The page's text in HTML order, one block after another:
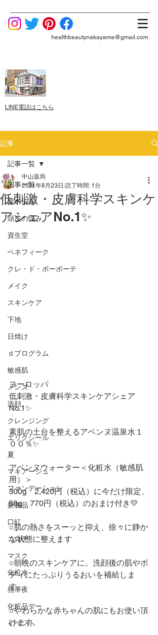
healthbeautynakayama@gmail.com
LINE電話はこちら
記事
記事一覧
髪の悩み
頭皮の悩み
資生堂
ベネフィーク
クレ・ド・ポーボーテ
メイク
スキンケア
下地
日焼け
ｄプログラム
敏感肌
メンズ
洗顔
クレンジング
エリクシール
夏
マキアージュ
ファンデーション
新製品
口紅
コロナ
マスク
化粧水
熱帯夜
化粧品デー
イベント
記事一覧
低刺激・皮膚科学スキンケ
アシェアNo.1✨
中山薬局
2021年8月23日 読了時間: 1分
ヨーロッパ
低刺激・皮膚科学スキンケアシェア
No.1✨
素肌の土台を整えるアベンヌ温泉水１
００％✨
アベンヌウォーター＜化粧水（敏感肌
用）＞
300g　2,420円（税込）に今だけ限定、
50g　770円（税込）のおまけ付き💛
○肌の熱さをスーッと抑え、徐々に静か
な状態に整えます
○朝晩のスキンケアに。洗顔後の肌やボ
ディにたっぷりうるおいを補給しま
す。
○やわらかな赤ちゃんの肌にもお使い頂
けます。